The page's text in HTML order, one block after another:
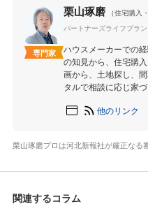
専門家
栗山琢磨
（住宅購入
パートナーズライフプラ
ハウスメーカーでの
の知見から、住宅購
画から、土地探し、
タルで相談に応じ家
他のリンク
栗山琢磨プロは河北新報社が厳正なる
関連するコラム